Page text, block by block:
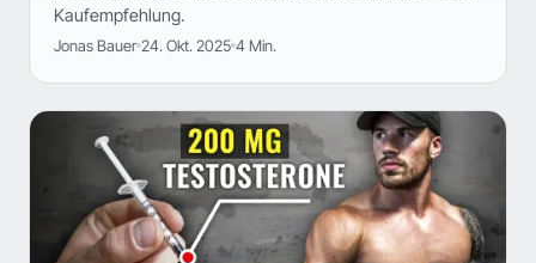
Kaufempfehlung.
Jonas Bauer 24. Okt. 2025 4 Min.